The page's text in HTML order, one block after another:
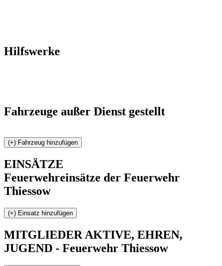
Hilfswerke
Fahrzeuge außer Dienst gestellt
EINSÄTZE
Feuerwehreinsätze der Feuerwehr
Thiessow
MITGLIEDER AKTIVE, EHREN,
JUGEND - Feuerwehr Thiessow